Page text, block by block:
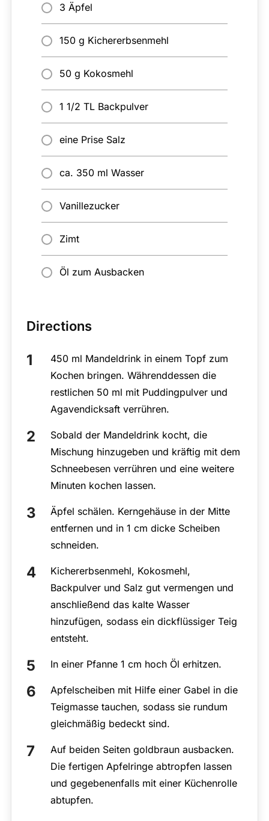
3 Äpfel
150 g Kichererbsenmehl
50 g Kokosmehl
1 1/2 TL Backpulver
eine Prise Salz
ca. 350 ml Wasser
Vanillezucker
Zimt
Öl zum Ausbacken
Directions
450 ml Mandeldrink in einem Topf zum
Kochen bringen. Währenddessen die
restlichen 50 ml mit Puddingpulver und
Agavendicksaft verrühren.
Sobald der Mandeldrink kocht, die
Mischung hinzugeben und kräftig mit dem
Schneebesen verrühren und eine weitere
Minuten kochen lassen.
Äpfel schälen. Kerngehäuse in der Mitte
entfernen und in 1 cm dicke Scheiben
schneiden.
Kichererbsenmehl, Kokosmehl,
Backpulver und Salz gut vermengen und
anschließend das kalte Wasser
hinzufügen, sodass ein dickflüssiger Teig
entsteht.
In einer Pfanne 1 cm hoch Öl erhitzen.
Apfelscheiben mit Hilfe einer Gabel in die
Teigmasse tauchen, sodass sie rundum
gleichmäßig bedeckt sind.
Auf beiden Seiten goldbraun ausbacken.
Die fertigen Apfelringe abtropfen lassen
und gegebenenfalls mit einer Küchenrolle
abtupfen.